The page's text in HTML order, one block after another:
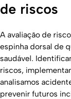
de riscos
A avaliação de
espinha dorsal de
saudável.
riscos,
analisamos
prevenir futuros